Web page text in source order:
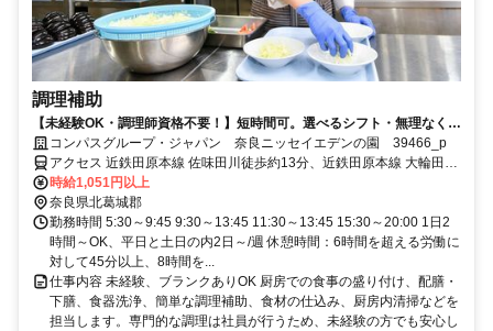
調理補助
【未経験OK・調理師資格不要！】短時間可。選べるシフト・無理なく安
定ワーク！
コンパスグループ・ジャパン 奈良ニッセイエデンの園 39466_p
アクセス 近鉄田原本線 佐味田川徒歩約13分、近鉄田原本線 大輪田徒
歩約17分、近鉄田原本線 池部徒歩約20分 奈良交通バス「高塚台一丁
目」バス停徒歩約3分
時給1,051円以上
奈良県北葛城郡
勤務時間 5:30～9:45 9:30～13:45 11:30～13:45 15:30～20:00 1日2
時間～OK、平日と土日の内2日～/週 休憩時間：6時間を超える労働に
対して45分以上、8時間を...
仕事内容 未経験、ブランクありOK 厨房での食事の盛り付け、配膳・
下膳、食器洗浄、簡単な調理補助、食材の仕込み、厨房内清掃などを
担当します。専門的な調理は社員が行うため、未経験の方でも安心し